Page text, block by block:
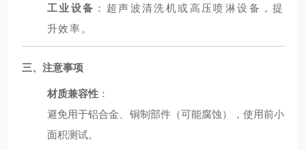
工业设备 ：超声波清洗机或高压喷淋设备，提
升效率。
三、注意事项
材质兼容性：
避免用于铝合金、铜制部件（可能腐蚀），使用前小
面积测试。